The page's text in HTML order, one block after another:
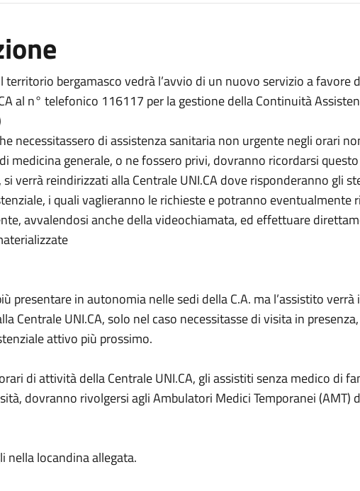
territorio bergamasco vedrà l’avvio di un nuovo servizio a favore
al n° telefonico 116117 per la gestione della Continuità
necessitassero di assistenza sanitaria non urgente negli orari
medicina generale, o ne fossero privi, dovranno ricordarsi
verrà reindirizzati alla Centrale UNI.CA dove risponderanno gli
i quali vaglieranno le richieste e potranno eventualmente
avvalendosi anche della videochiamata, ed effettuare
presentare in autonomia nelle sedi della C.A. ma l’assistito
Centrale UNI.CA, solo nel caso necessitasse di visita in
attivo più prossimo.
di attività della Centrale UNI.CA, gli assistiti senza medico di
dovranno rivolgersi agli Ambulatori Medici Temporanei (AMT)
nella locandina allegata.